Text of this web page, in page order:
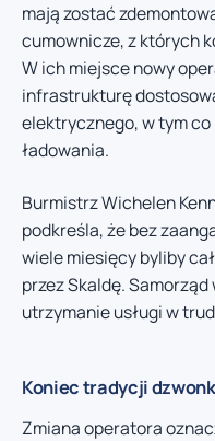
mają zostać
cumownicze, z których
W ich miejsce nowy
infrastrukturę
elektrycznego, w tym
ładowania.
Burmistrz Wichelen
podkreśla, że bez
wiele miesięcy byliby
przez Skaldę.
utrzymanie usługi w
Koniec tradycji
Zmiana operatora